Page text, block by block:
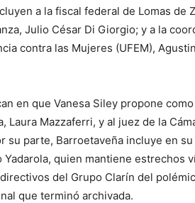
a la fiscal federal de Lomas de
Julio César Di Giorgio; y a la
contra las Mujeres (UFEM),
en que Vanesa Siley propone
Laura Mazzaferri, y al juez de la
su parte, Barroetaveña incluye en
Yadarola, quien mantiene estrechos
del Grupo Clarín del
que terminó archivada.